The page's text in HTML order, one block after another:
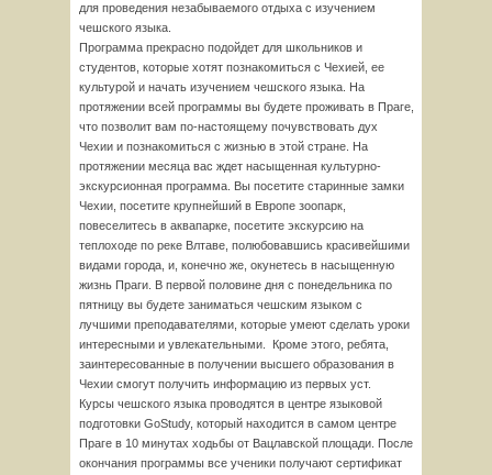
для проведения незабываемого отдыха с изучением
чешского языка.
Программа прекрасно подойдет для школьников и
студентов, которые хотят познакомиться с Чехией, ее
культурой и начать изучением чешского языка. На
протяжении всей программы вы будете проживать в Праге,
что позволит вам по-настоящему почувствовать дух
Чехии и познакомиться с жизнью в этой стране. На
протяжении месяца вас ждет насыщенная культурно-
экскурсионная программа. Вы посетите старинные замки
Чехии, посетите крупнейший в Европе зоопарк,
повеселитесь в аквапарке, посетите экскурсию на
теплоходе по реке Влтаве, полюбовавшись красивейшими
видами города, и, конечно же, окунетесь в насыщенную
жизнь Праги. В первой половине дня с понедельника по
пятницу вы будете заниматься чешским языком с
лучшими преподавателями, которые умеют сделать уроки
интересными и увлекательными. Кроме этого, ребята,
заинтересованные в получении высшего образования в
Чехии смогут получить информацию из первых уст.
Курсы чешского языка проводятся в центре языковой
подготовки GoStudy, который находится в самом центре
Праге в 10 минутах ходьбы от Вацлавской площади. После
окончания программы все ученики получают сертификат